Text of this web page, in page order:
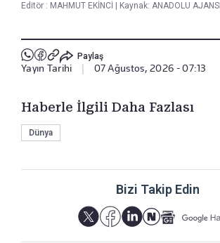
Editör : MAHMUT EKİNCİ Kaynak: ANADOLU AJANSI
Paylaş
Yayın Tarihi 07 Ağustos, 2026 - 07:13
Haberle İlgili Daha Fazlası
Dünya
Bizi Takip Edin